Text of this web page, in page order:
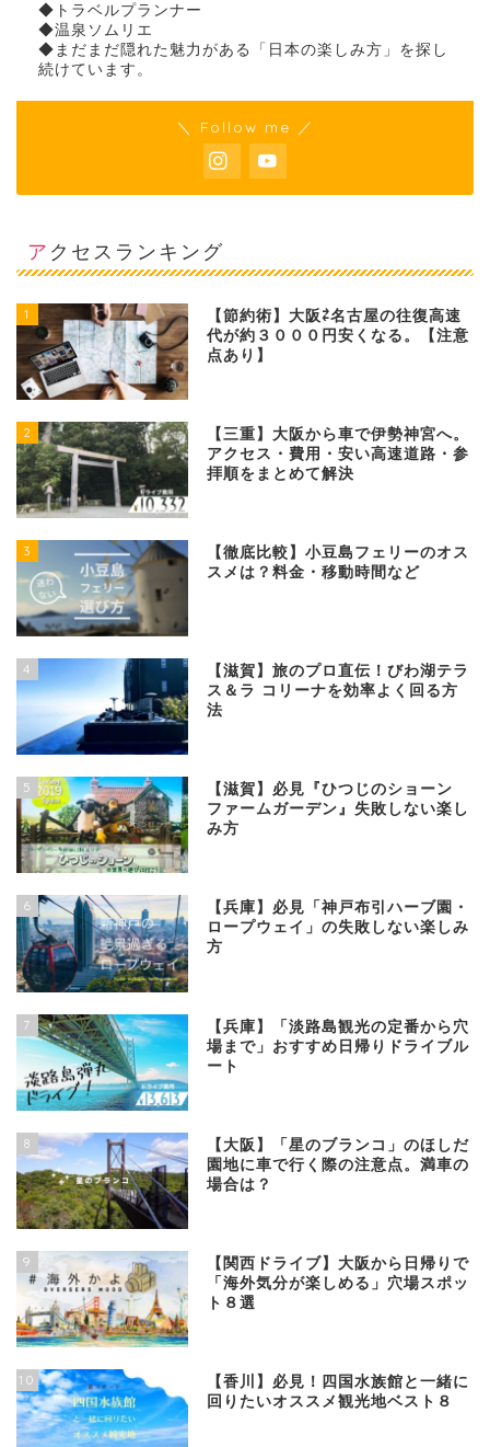
◆トラベルプランナー
◆温泉ソムリエ
◆まだまだ隠れた魅力がある「日本の楽しみ方」を探し
続けています。
＼ Follow me ／
アクセスランキング
1
【節約術】大阪⇄名古屋の往復高速
代が約３０００円安くなる。【注意
点あり】
2
【三重】大阪から車で伊勢神宮へ。
アクセス・費用・安い高速道路・参
拝順をまとめて解決
3
【徹底比較】小豆島フェリーのオス
スメは？料金・移動時間など
4
【滋賀】旅のプロ直伝！びわ湖テラ
ス＆ラ コリーナを効率よく回る方
法
5
【滋賀】必見『ひつじのショーン
ファームガーデン』失敗しない楽し
み方
6
【兵庫】必見「神戸布引ハーブ園・
ロープウェイ」の失敗しない楽しみ
方
7
【兵庫】「淡路島観光の定番から穴
場まで」おすすめ日帰りドライブル
ート
8
【大阪】「星のブランコ」のほしだ
園地に車で行く際の注意点。満車の
場合は？
9
【関西ドライブ】大阪から日帰りで
「海外気分が楽しめる」穴場スポッ
ト８選
10
【香川】必見！四国水族館と一緒に
回りたいオススメ観光地ベスト８